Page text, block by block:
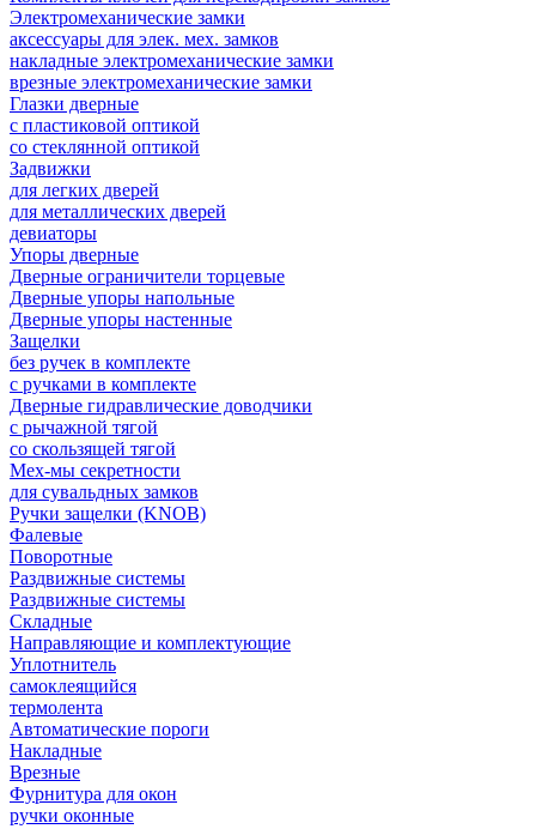
Электромеханические замки
аксессуары для элек. мех. замков
накладные электромеханические замки
врезные электромеханические замки
Глазки дверные
с пластиковой оптикой
со стеклянной оптикой
Задвижки
для легких дверей
для металлических дверей
девиаторы
Упоры дверные
Дверные ограничители торцевые
Дверные упоры напольные
Дверные упоры настенные
Защелки
без ручек в комплекте
с ручками в комплекте
Дверные гидравлические доводчики
с рычажной тягой
со скользящей тягой
Мех-мы секретности
для сувальдных замков
Ручки защелки (KNOB)
Фалевые
Поворотные
Раздвижные системы
Раздвижные системы
Складные
Направляющие и комплектующие
Уплотнитель
самоклеящийся
термолента
Автоматические пороги
Накладные
Врезные
Фурнитура для окон
ручки оконные